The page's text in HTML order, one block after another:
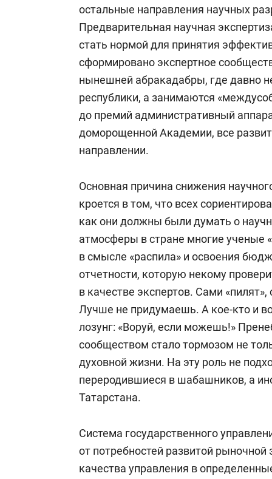
остальные направления научных
Предварительная научная
стать нормой для принятия
сформировано экспертное
нынешней абракадабры, где давно
республики, а занимаются
до премий административный
доморощенной Академии, все
направлении.
Основная причина снижения
кроется в том, что всех
как они должны были думать о
атмосферы в стране многие ученые
в смысле «распила» и освоения
отчетности, которую некому
в качестве экспертов. Сами
Лучше не придумаешь. А кое-кто и
лозунг: «Воруй, если можешь!»
сообществом стало тормозом не
духовной жизни. На эту роль не
переродившиеся в шабашников, а
Татарстана.
Система государственного
от потребностей развитой
качества управления в